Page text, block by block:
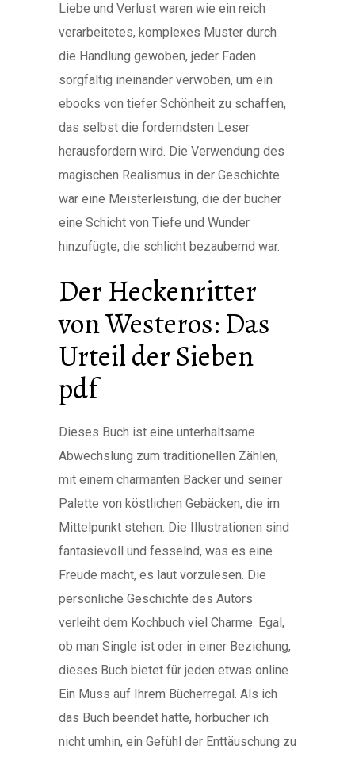
Liebe und Verlust waren wie ein reich
verarbeitetes, komplexes Muster durch
die Handlung gewoben, jeder Faden
sorgfältig ineinander verwoben, um ein
ebooks von tiefer Schönheit zu schaffen,
das selbst die forderndsten Leser
herausfordern wird. Die Verwendung des
magischen Realismus in der Geschichte
war eine Meisterleistung, die der bücher
eine Schicht von Tiefe und Wunder
hinzufügte, die schlicht bezaubernd war.
Der Heckenritter
von Westeros: Das
Urteil der Sieben
pdf
Dieses Buch ist eine unterhaltsame
Abwechslung zum traditionellen Zählen,
mit einem charmanten Bäcker und seiner
Palette von köstlichen Gebäcken, die im
Mittelpunkt stehen. Die Illustrationen sind
fantasievoll und fesselnd, was es eine
Freude macht, es laut vorzulesen. Die
persönliche Geschichte des Autors
verleiht dem Kochbuch viel Charme. Egal,
ob man Single ist oder in einer Beziehung,
dieses Buch bietet für jeden etwas online
Ein Muss auf Ihrem Bücherregal. Als ich
das Buch beendet hatte, hörbücher ich
nicht umhin, ein Gefühl der Enttäuschung zu